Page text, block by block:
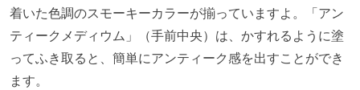
着いた色調のスモーキーカラーが揃っていますよ。「アン
ティークメディウム」（手前中央）は、かすれるように塗
ってふき取ると、簡単にアンティーク感を出すことができ
ます。